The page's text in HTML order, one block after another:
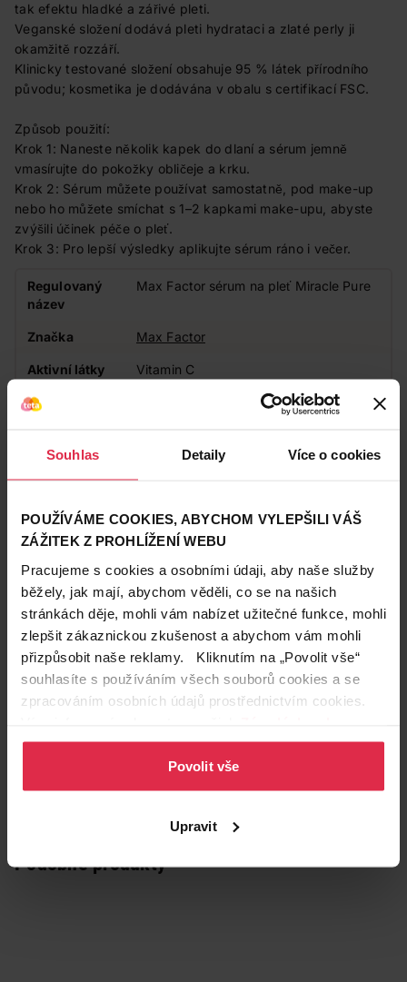
Souhlas Detaily Více o cookies
POUŽÍVÁME COOKIES, ABYCHOM VYLEPŠILI VÁŠ
ZÁŽITEK Z PROHLÍŽENÍ WEBU
Pracujeme s cookies a osobními údaji, aby naše služby
běžely, jak mají, abychom věděli, co se na našich
stránkách děje, mohli vám nabízet užitečné funkce, mohli
zlepšit zákaznickou zkušenost a abychom vám mohli
přizpůsobit naše reklamy. Kliknutím na „Povolit vše“
souhlasíte s používáním všech souborů cookies a se
zpracováním osobních údajů prostřednictvím cookies.
osobních údajů.
Povolit vše
Upravit
tak efektu hladké a zářivé pleti.
Veganské složení dodává pleti hydrataci a zlaté perly ji
okamžitě rozzáří.
Klinicky testované složení obsahuje 95 % látek přírodního
původu; kosmetika je dodávána v obalu s certifikací FSC.
Způsob použití:
Krok 1: Naneste několik kapek do dlaní a sérum jemně
vmasírujte do pokožky obličeje a krku.
Krok 2: Sérum můžete používat samostatně, pod make-up
nebo ho můžete smíchat s 1–2 kapkami make-upu, abyste
zvýšili účinek péče o pleť.
Krok 3: Pro lepší výsledky aplikujte sérum ráno i večer.
Regulovaný
název
Max Factor sérum na pleť Miracle Pure
Značka Max Factor
Aktivní látky Vitamin C
Doplňkové
Působení Vyživující
Zákazníci také často nakupují
Podobné produkty